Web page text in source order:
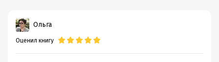
Ольга
Оценил книгу